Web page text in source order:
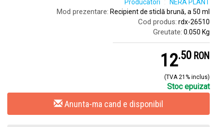
Producatori
NERA PLANT
Mod prezentare: Recipient de sticlă brună, a 50 ml
Cod produs: rdx-26510
Greutate: 0.050 Kg
12.5 RON
(TVA 21% inclus)
Stoc epuizat
Anunta-ma cand e disponibil